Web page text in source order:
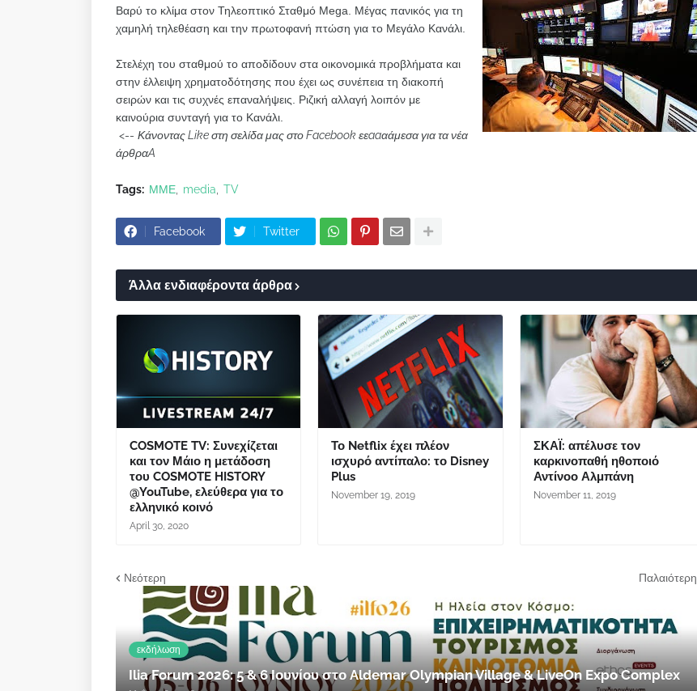
Bαρύ το κλίμα στον Τηλεοπτικό Σταθμό Μega. Μέγας πανικός για τη
χαμηλή τηλεθέαση και την πρωτοφανή πτώση για το Μεγάλο Κανάλι.
Στελέχη του σταθμού το αποδίδουν στα οικονομικά προβλήματα και
στην έλλειψη χρηματοδότησης που έχει ως συνέπεια τη διακοπή
σειρών και τις συχνές επαναλήψεις. Ριζική αλλαγή λοιπόν με
καινούρια συνταγή για το Κανάλι.
<-- Κάνοντας Like στη σελίδα μας στο Facebook εεaaαάμεσα για τα νέα
άρθραA
Tags: ΜΜΕ media TV
Facebook Twitter
Άλλα ενδιαφέροντα άρθρα
COSMOTE TV: Συνεχίζεται
και τον Μάιο η μετάδοση
του COSMOTE HISTORY
@YouTube, ελεύθερα για το
ελληνικό κοινό
April 30, 2020
Το Netflix έχει πλέον
ισχυρό αντίπαλο: το Disney
Plus
November 19, 2019
ΣΚΑΪ: απέλυσε τον
καρκινοπαθή ηθοποιό
Αντίνοο Αλμπάνη
November 11, 2019
Νεότερη Παλαιότερη
εκδήλωση
Ilia Forum 2026: 5 & 6 Ιουνίου στο Aldemar Olympian Village & LiveOn Expo Complex